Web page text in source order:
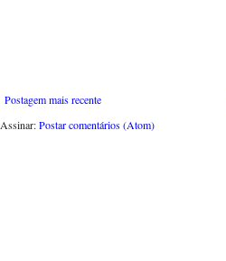
Postagem mais recente
Assinar:Postar comentários (Atom)